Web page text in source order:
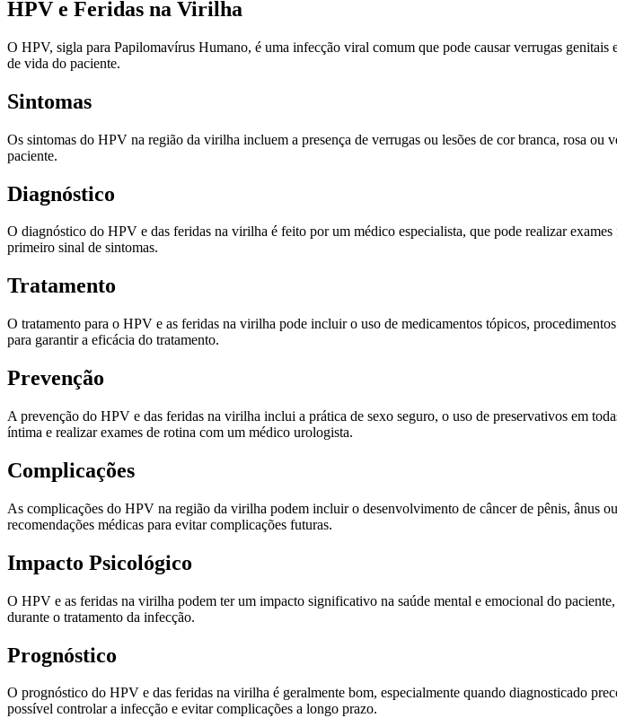
HPV e Feridas na Virilha
O HPV, sigla para Papilomavírus Humano, é uma infecção viral comum que pode causar verrugas
de vida do paciente.
Sintomas
Os sintomas do HPV na região da virilha incluem a presença de verrugas ou lesões de cor branca, rosa ou
paciente.
Diagnóstico
O diagnóstico do HPV e das feridas na virilha é feito por um médico especialista, que pode realizar
primeiro sinal de sintomas.
Tratamento
O tratamento para o HPV e as feridas na virilha pode incluir o uso de medicamentos tópicos,
para garantir a eficácia do tratamento.
Prevenção
A prevenção do HPV e das feridas na virilha inclui a prática de sexo seguro, o uso de preservativos em
íntima e realizar exames de rotina com um médico urologista.
Complicações
As complicações do HPV na região da virilha podem incluir o desenvolvimento de câncer de pênis, ânus
recomendações médicas para evitar complicações futuras.
Impacto Psicológico
O HPV e as feridas na virilha podem ter um impacto significativo na saúde mental e emocional do
durante o tratamento da infecção.
Prognóstico
O prognóstico do HPV e das feridas na virilha é geralmente bom, especialmente quando diagnosticado
possível controlar a infecção e evitar complicações a longo prazo.